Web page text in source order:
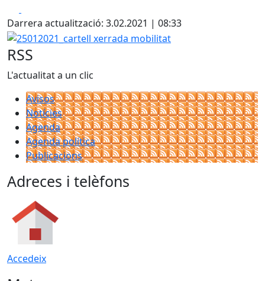
Darrera actualització: 3.02.2021 | 08:33
25012021_cartell xerrada mobilitat
RSS
L'actualitat a un clic
Avisos
Notícies
Agenda
Agenda política
Publicacions
Adreces i telèfons
Accedeix